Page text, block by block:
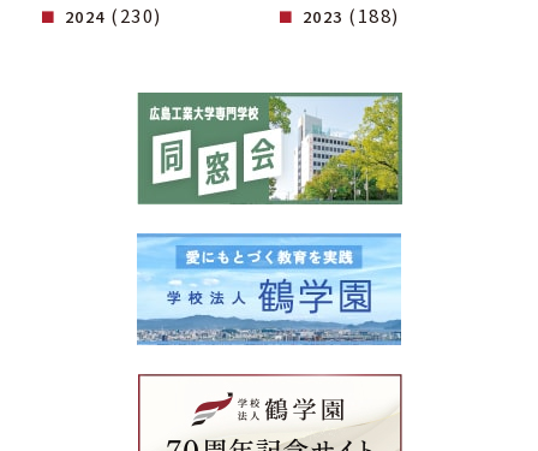
2024 (230) 2023 (188)